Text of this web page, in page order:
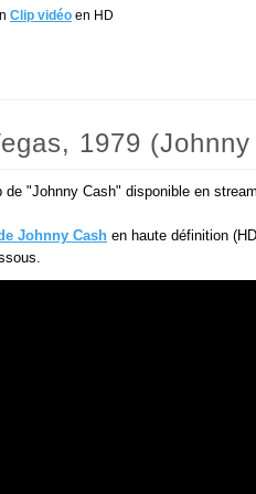
Clip vidéo en HD
1979 (Johnny
"Johnny Cash" disponible en
Johnny Cash en haute définition